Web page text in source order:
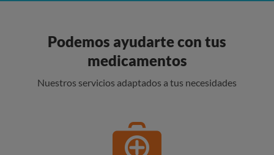
Podemos ayudarte con tus
medicamentos
Nuestros servicios adaptados a tus necesidades